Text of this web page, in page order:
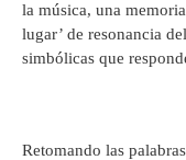
la música, una
lugar’ de resonancia
simbólicas que
Retomando las